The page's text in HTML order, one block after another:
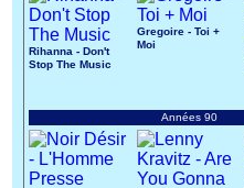
Rihanna - Don't
Stop The Music
Gregoire - Toi +
Moi
Années 90